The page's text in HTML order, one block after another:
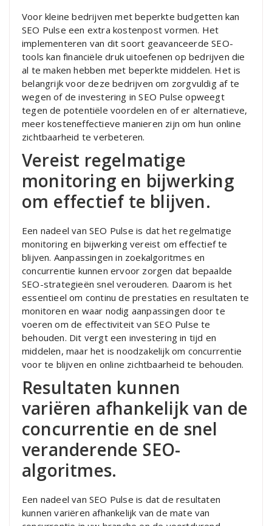
Voor kleine bedrijven met beperkte budgetten kan
SEO Pulse een extra kostenpost vormen. Het
implementeren van dit soort geavanceerde SEO-
tools kan financiële druk uitoefenen op bedrijven die
al te maken hebben met beperkte middelen. Het is
belangrijk voor deze bedrijven om zorgvuldig af te
wegen of de investering in SEO Pulse opweegt
tegen de potentiële voordelen en of er alternatieve,
meer kosteneffectieve manieren zijn om hun online
zichtbaarheid te verbeteren.
Vereist regelmatige
monitoring en bijwerking
om effectief te blijven.
Een nadeel van SEO Pulse is dat het regelmatige
monitoring en bijwerking vereist om effectief te
blijven. Aanpassingen in zoekalgoritmes en
concurrentie kunnen ervoor zorgen dat bepaalde
SEO-strategieën snel verouderen. Daarom is het
essentieel om continu de prestaties en resultaten te
monitoren en waar nodig aanpassingen door te
voeren om de effectiviteit van SEO Pulse te
behouden. Dit vergt een investering in tijd en
middelen, maar het is noodzakelijk om concurrentie
voor te blijven en online zichtbaarheid te behouden.
Resultaten kunnen
variëren afhankelijk van de
concurrentie en de snel
veranderende SEO-
algoritmes.
Een nadeel van SEO Pulse is dat de resultaten
kunnen variëren afhankelijk van de mate van